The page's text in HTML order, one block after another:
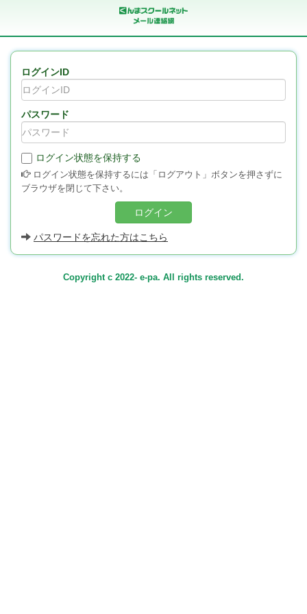
ログインID
パスワード
ログイン状態を保持する
ログイン状態を保持するには「ログアウト」ボタンを押さずに
ブラウザを閉じて下さい。
ログイン
パスワードを忘れた方はこちら
Copyright c 2022- e-pa. All rights reserved.